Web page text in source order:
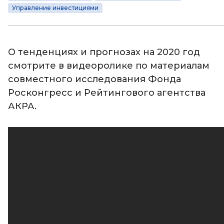
Управление инвестициями
О тенденциях и прогнозах на 2020 год
смотрите в видеоролике по материалам
совместного исследования Фонда
Росконгресс и Рейтингового агентства
АКРА.